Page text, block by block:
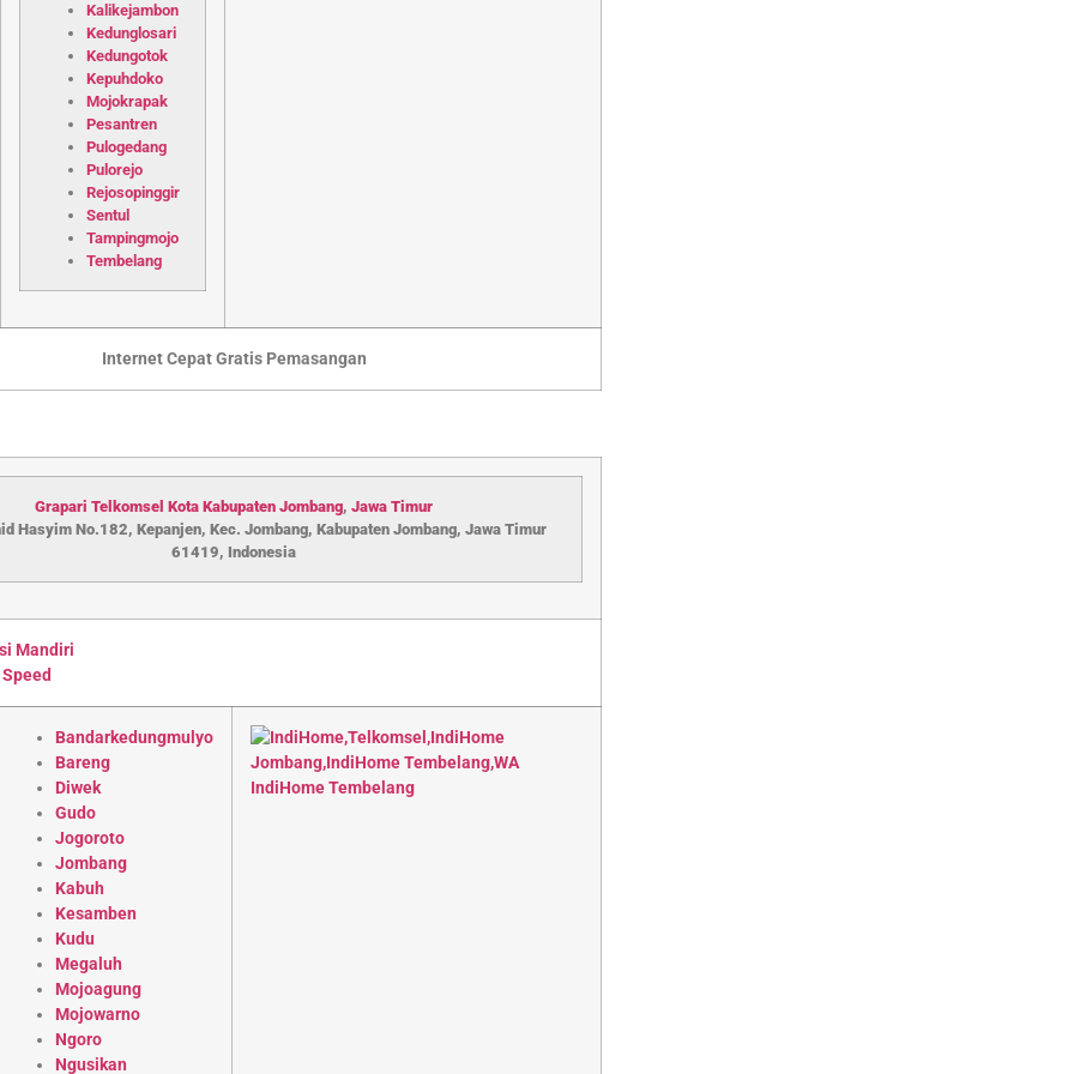
Kalikejambon
Kedunglosari
Kedungotok
Kepuhdoko
Mojokrapak
Pesantren
Pulogedang
Pulorejo
Rejosopinggir
Sentul
Tampingmojo
Tembelang
Internet Cepat Gratis Pemasangan
Grapari Telkomsel Kota Kabupaten Jombang, Jawa Timur
Hasyim No.182, Kepanjen, Kec. Jombang, Kabupaten Jombang, Jawa Timur
61419, Indonesia
Mandiri
Bandarkedungmulyo
Bareng
Diwek
Gudo
Jogoroto
Jombang
Kabuh
Kesamben
Kudu
Megaluh
Mojoagung
Mojowarno
Ngoro
Ngusikan